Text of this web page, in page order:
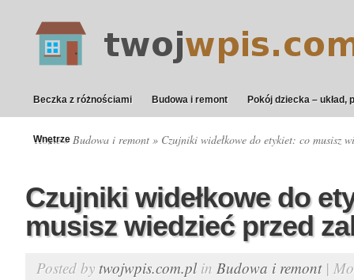
Beczka z różnościami Budowa i remont Pokój dziecka – układ,
Wnętrze
Home»Budowa i remont » Czujniki widełkowe do etykiet: co musisz
Czujniki widełkowe do
musisz wiedzieć przed
Posted by twojwpis.com.plin Budowa i remont|